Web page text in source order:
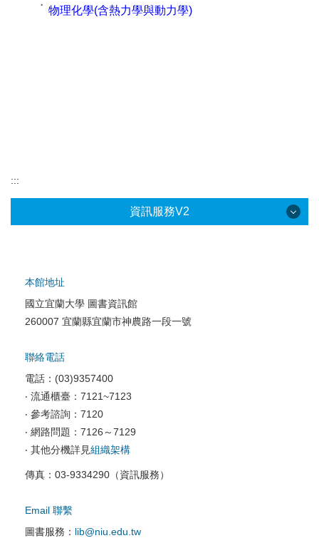
˙ 物理化學(含熱力學與動力學)
:::
資訊服務V2
校園網路服務
校園資訊安全
電腦教室相關
資訊服務申請
本館地址
國立宜蘭大學 圖書資訊館
260007 宜蘭縣宜蘭市神農路一段一號
聯絡電話
電話：(03)9357400
‧ 流通櫃臺：7121~7123
‧ 參考諮詢：7120
‧ 網路問題：7126～7129
‧ 其他分機詳見組織架構
傳真：03-9334290（資訊服務）
Email 聯繫
圖書服務： lib@niu.edu.tw